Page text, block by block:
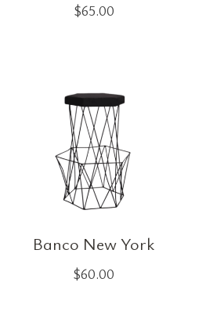
$65.00
Banco New York
$60.00